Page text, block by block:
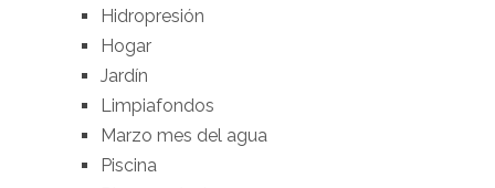
Hidropresión
Hogar
Jardín
Limpiafondos
Marzo mes del agua
Piscina